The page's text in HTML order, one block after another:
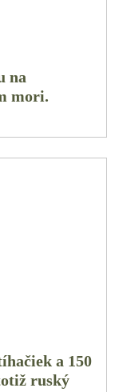
na
mori.
a 150
ruský